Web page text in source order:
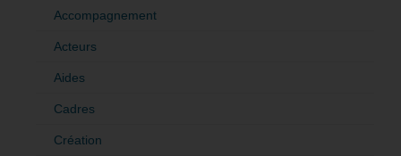
Accompagnement
Acteurs
Aides
Cadres
Création